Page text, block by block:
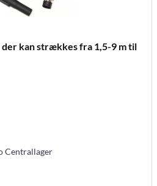
kan strækkes fra 1,5-9 m til
Centrallager